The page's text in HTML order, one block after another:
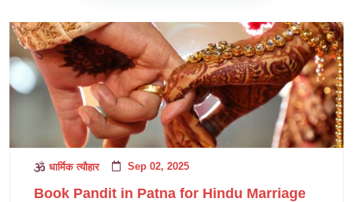
धार्मिक त्यौहार Sep 02, 2025
Book Pandit in Patna for Hindu Marriage